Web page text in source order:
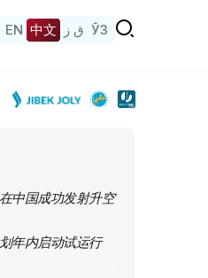
EN 中文 ق ز ЎЗ
中国成功发射升空
年内启动试运行